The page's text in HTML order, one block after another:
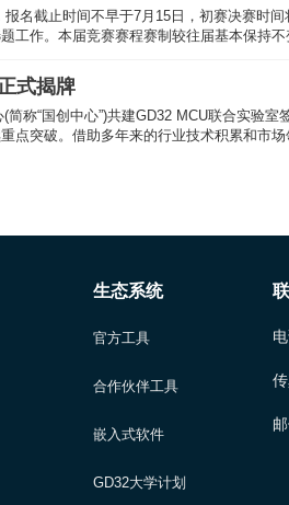
开讲，南京信息工程大学研究生
席了本次活动，会议由程艳丽副书
名截止时间不早于7月15日，初赛决赛时
工作。本届竞赛赛程赛制较往届基本保持
式揭牌
约揭牌仪式在青岛隆重举行。此举标志
点突破。借助多年来的行业技术积累和市场
生态系统
官方工具
合作伙伴工具
嵌入式软件
GD32大学计划